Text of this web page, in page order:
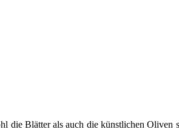
Blätter als auch die künstlichen Oliven